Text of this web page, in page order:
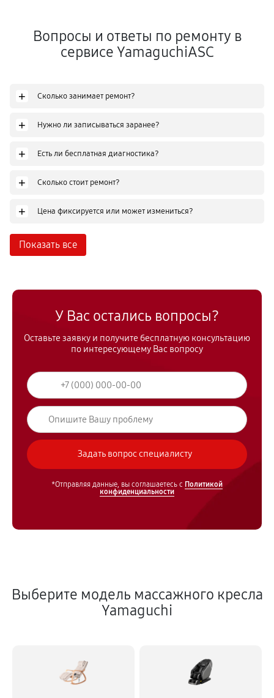
Вопросы и ответы по ремонту в
сервисе YamaguchiASC
+ Сколько занимает ремонт?
+ Нужно ли записываться заранее?
+ Есть ли бесплатная диагностика?
+ Сколько стоит ремонт?
+ Цена фиксируется или может измениться?
Показать все
У Вас остались вопросы?
Оставьте заявку и получите бесплатную консультацию
по интересующему Вас вопросу
*Отправляя данные, вы соглашаетесь с Политикой
конфиденциальности
Выберите модель массажного кресла
Yamaguchi